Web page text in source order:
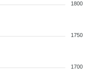
1800
1750
1700